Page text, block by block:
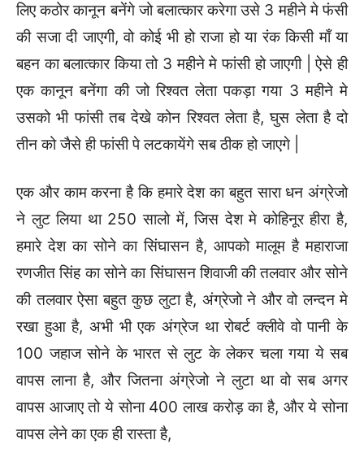
लिए कठोर कानून बनेंगे जो बलात्कार करेगा उसे 3 महीने मे फंसी
की सजा दी जाएगी, वो कोई भी हो राजा हो या रंक किसी माँ या
बहन का बलात्कार किया तो 3 महीने मे फांसी हो जाएगी | ऐसे ही
एक कानून बनेंगा की जो रिश्वत लेता पकड़ा गया 3 महीने मे
उसको भी फांसी तब देखे कोन रिश्वत लेता है, घुस लेता है दो
तीन को जैसे ही फांसी पे लटकायेंगे सब ठीक हो जाएगे |
एक और काम करना है कि हमारे देश का बहुत सारा धन अंग्रेजो
ने लुट लिया था 250 सालो में, जिस देश मे कोहिनूर हीरा है,
हमारे देश का सोने का सिंघासन है, आपको मालूम है महाराजा
रणजीत सिंह का सोने का सिंघासन शिवाजी की तलवार और सोने
की तलवार ऐसा बहुत कुछ लुटा है, अंग्रेजो ने और वो लन्दन मे
रखा हुआ है, अभी भी एक अंग्रेज था रोबर्ट क्लीवे वो पानी के
100 जहाज सोने के भारत से लुट के लेकर चला गया ये सब
वापस लाना है, और जितना अंग्रेजो ने लुटा था वो सब अगर
वापस आजाए तो ये सोना 400 लाख करोड़ का है, और ये सोना
वापस लेने का एक ही रास्ता है,